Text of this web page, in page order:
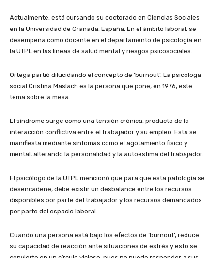
Actualmente, está cursando su doctorado en Ciencias Sociales
en la Universidad de Granada, España. En el ámbito laboral, se
desempeña como docente en el departamento de psicología en
la UTPL en las líneas de salud mental y riesgos psicosociales.
Ortega partió dilucidando el concepto de ‘burnout’. La psicóloga
social Cristina Maslach es la persona que pone, en 1976, este
tema sobre la mesa.
El síndrome surge como una tensión crónica, producto de la
interacción conflictiva entre el trabajador y su empleo. Esta se
manifiesta mediante síntomas como el agotamiento físico y
mental, alterando la personalidad y la autoestima del trabajador.
El psicólogo de la UTPL mencionó que para que esta patología se
desencadene, debe existir un desbalance entre los recursos
disponibles por parte del trabajador y los recursos demandados
por parte del espacio laboral.
Cuando una persona está bajo los efectos de ‘burnout’, reduce
su capacidad de reacción ante situaciones de estrés y esto se